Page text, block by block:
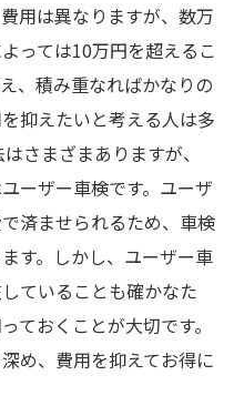
用は異なりますが、数万
っては10万円を超えるこ
、積み重なればかなりの
抑えたいと考える人は多
さまざまありますが、
ーザー車検です。ユーザ
済ませられるため、車検
す。しかし、ユーザー車
ていることも確かなた
ておくことが大切です。
め、費用を抑えてお得に